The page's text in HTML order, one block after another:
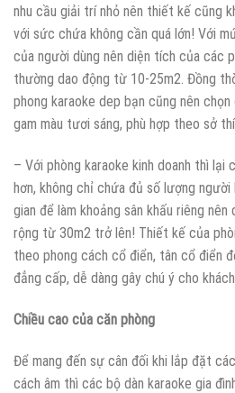
nhu cầu giải trí nhỏ nên thiết kế cũng
với sức chứa không cần quá lớn! Với
của người dùng nên diện tích của các
thường dao động từ 10-25m2. Đồng
phong karaoke dep bạn cũng nên chọn
gam màu tươi sáng, phù hợp theo sở
– Với phòng karaoke kinh doanh thì lại
hơn, không chỉ chứa đủ số lượng
gian để làm khoảng sân khấu riêng
rộng từ 30m2 trở lên! Thiết kế của
theo phong cách cổ điển, tân cổ điển
đẳng cấp, dễ dàng gây chú ý cho
Chiều cao của căn phòng
Để mang đến sự cân đối khi lắp đặt
cách âm thì các bộ dàn karaoke gia